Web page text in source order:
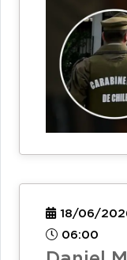
18/06/
06:00